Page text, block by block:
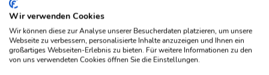
In Rätselmappen
Diese Lösung ist bereits in folgenden Rätselmappen vorgekommen.
Migros-Magazin KW 21 (abgeschlossen)
Wir verwenden Cookies
Wir können diese zur Analyse unserer Besucherdaten platzieren, um unsere
Webseite zu verbessern, personalisierte Inhalte anzuzeigen und Ihnen ein
großartiges Webseiten-Erlebnis zu bieten. Für weitere Informationen zu den
von uns verwendeten Cookies öffnen Sie die Einstellungen.